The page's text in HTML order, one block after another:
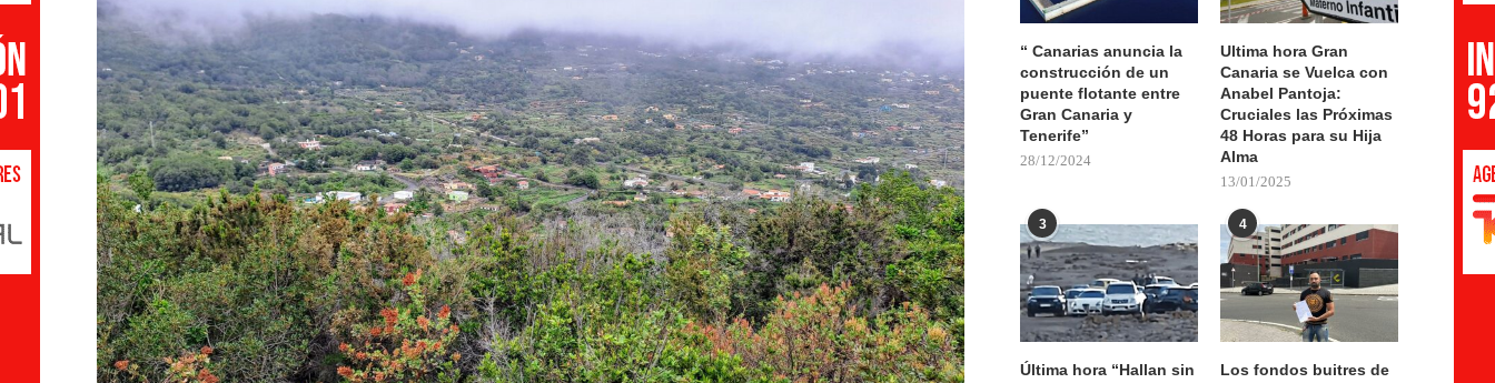
“ Canarias anuncia la
construcción de un
puente flotante entre
Gran Canaria y
Tenerife”
28/12/2024
Ultima hora Gran
Canaria se Vuelca con
Anabel Pantoja:
Cruciales las Próximas
48 Horas para su Hija
Alma
13/01/2025
3
Última hora “Hallan sin
4
Los fondos buitres de